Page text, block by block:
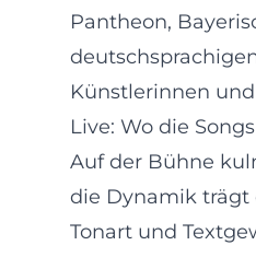
Pantheon,
Künstlerinnen
Live: Wo die
Auf der Bühne
die Dynamik trägt
Tonart und